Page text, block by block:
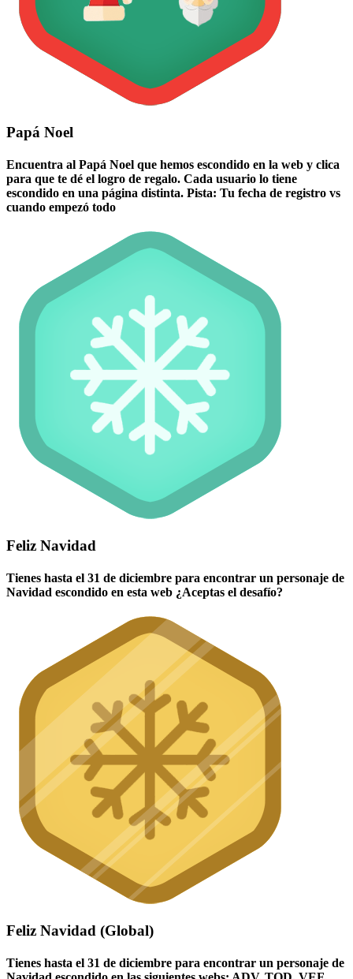
Papá Noel
Encuentra al Papá Noel que hemos escondido en la web y clica
para que te dé el logro de regalo. Cada usuario lo tiene
escondido en una página distinta. Pista: Tu fecha de registro vs
cuando empezó todo
Feliz Navidad
Tienes hasta el 31 de diciembre para encontrar un personaje de
Navidad escondido en esta web ¿Aceptas el desafío?
Feliz Navidad (Global)
Tienes hasta el 31 de diciembre para encontrar un personaje de